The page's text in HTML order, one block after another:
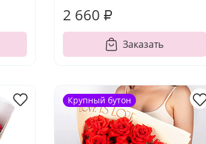
2 660 ₽
Заказать
Крупный бутон